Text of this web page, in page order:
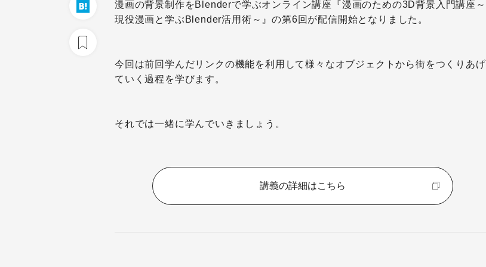
漫画の背景制作をBlenderで学ぶオンライン講座『漫画のための3D背景入門講座～
現役漫画と学ぶBlender活用術～』の第6回が配信開始となりました。
今回は前回学んだリンクの機能を利用して様々なオブジェクトから街をつくりあげ
ていく過程を学びます。
それでは一緒に学んでいきましょう。
講義の詳細はこちら